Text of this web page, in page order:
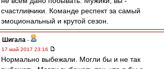
счастливчики. Команде респект за самый
эмоциональный и крутой сезон.
Шигала -
17 май 2017 23:16
Нормально выбежали. Могли бы и не так